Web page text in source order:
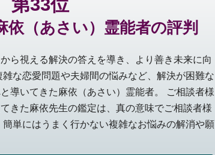
第33位
依（あさい）霊能者の評判
ら視える解決の答えを導き、より善き未来に向
な恋愛問題や夫婦間の悩みなど、解決が困難な
導いてきた麻依（あさい）霊能者。 ご相談者様
きた麻依先生の鑑定は、真の意味でご相談者様
単にはうまく行かない複雑なお悩みの解消や願